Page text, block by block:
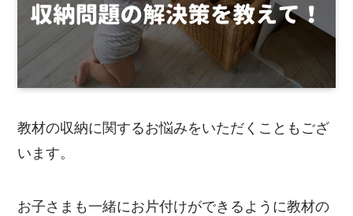
教材の収納に関するお悩みをいただくこともござ
います。
お子さまも一緒にお片付けができるように教材の